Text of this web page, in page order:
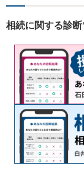
相続に関する診